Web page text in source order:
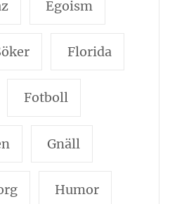
Egoism
Florida
Fotboll
Gnäll
Humor